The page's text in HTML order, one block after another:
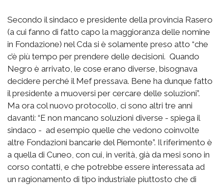
Secondo il sindaco e presidente della provincia Rasero
(a cui fanno di fatto capo la maggioranza delle nomine
in Fondazione) nel Cda si è solamente preso atto “che
c’è più tempo per prendere delle decisioni. Quando
Negro è arrivato, le cose erano diverse, bisognava
decidere perché il Mef pressava. Bene ha dunque fatto
il presidente a muoversi per cercare delle soluzioni”.
Ma ora col nuovo protocollo, ci sono altri tre anni
davanti: “E non mancano soluzioni diverse - spiega il
sindaco - ad esempio quelle che vedono coinvolte
altre Fondazioni bancarie del Piemonte”. Il riferimento è
a quella di Cuneo, con cui, in verità, già da mesi sono in
corso contatti, e che potrebbe essere interessata ad
un ragionamento di tipo industriale piuttosto che di